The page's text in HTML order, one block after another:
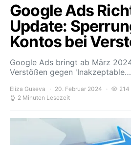
Google Ads
Update:
Kontos bei
Google Ads bringt ab März
Verstößen gegen 'Inakzeptable…
Eliza Guseva 20. Februar 2024
2 Minuten Lesezeit